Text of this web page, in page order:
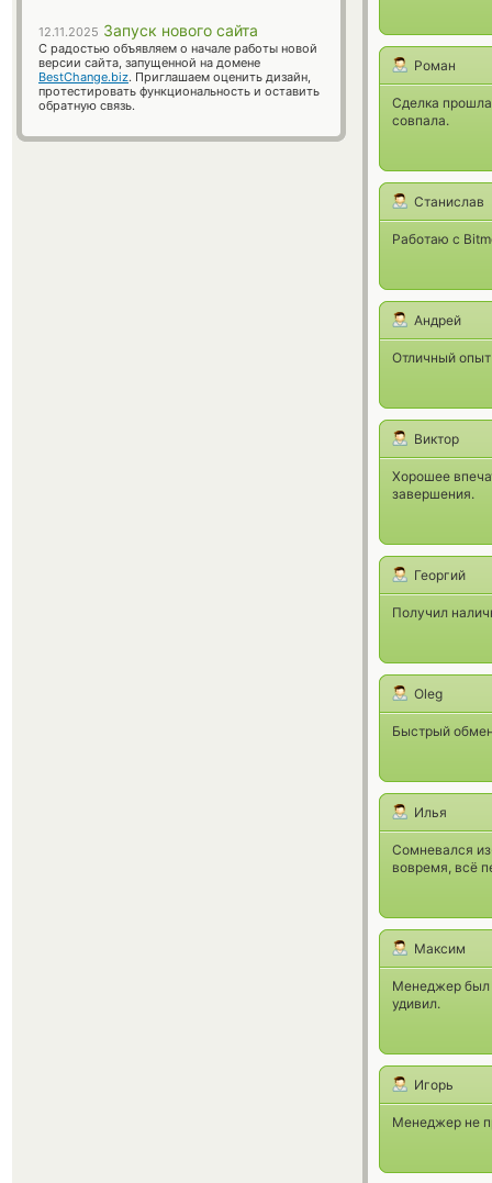
Роман
Сделка
совпала.
Станислав
Работаю с
Андрей
Отличный
Виктор
Хорошее
завершения.
Георгий
Получил
Oleg
Быстрый
Илья
Сомневался
вовремя, всё
Максим
Менеджер был
удивил.
Игорь
Менеджер не
12.11.2025 Запуск нового сайта
С радостью объявляем о начале работы новой
версии сайта, запущенной на домене
BestChange.biz. Приглашаем оценить дизайн,
протестировать функциональность и оставить
обратную связь.